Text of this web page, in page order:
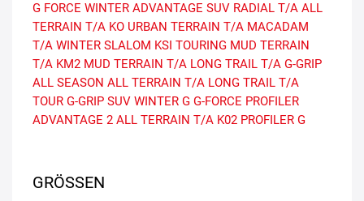
G FORCE WINTER ADVANTAGE SUV RADIAL T/A ALL
TERRAIN T/A KO URBAN TERRAIN T/A MACADAM
T/A WINTER SLALOM KSI TOURING MUD TERRAIN
T/A KM2 MUD TERRAIN T/A LONG TRAIL T/A G-GRIP
ALL SEASON ALL TERRAIN T/A LONG TRAIL T/A
TOUR G-GRIP SUV WINTER G G-FORCE PROFILER
ADVANTAGE 2 ALL TERRAIN T/A K02 PROFILER G
GRÖSSEN